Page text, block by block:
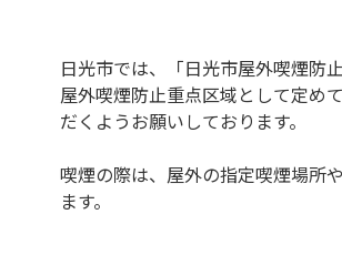
日光市では、「日光市屋外喫煙防
屋外喫煙防止重点区域として定め
だくようお願いしております。
喫煙の際は、屋外の指定喫煙場所
ます。